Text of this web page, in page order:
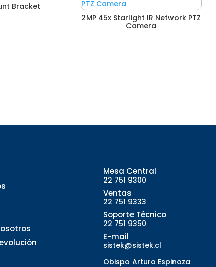
Bracket
2MP 45x Starlight IR Network PTZ
Camera
Mesa Central
22 751 9300
Ventas
22 751 9333
Soporte Técnico
22 751 9350
E-mail
sistek@sistek.cl
Obispo Arturo Espinoza